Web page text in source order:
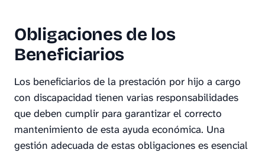
Obligaciones de los
Beneficiarios
Los beneficiarios de la prestación por hijo a cargo
con discapacidad tienen varias responsabilidades
que deben cumplir para garantizar el correcto
mantenimiento de esta ayuda económica. Una
gestión adecuada de estas obligaciones es esencial